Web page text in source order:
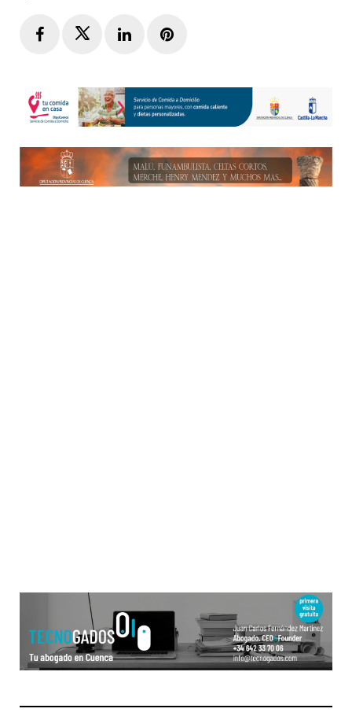
FacebookTwitterLinkedInPinterest